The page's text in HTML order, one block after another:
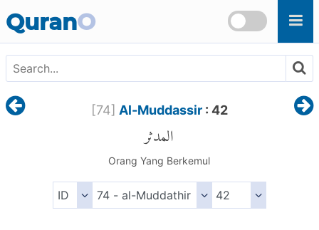
QuranO
[74] Al-Muddassir: 42
المدثر
Orang Yang Berkemul